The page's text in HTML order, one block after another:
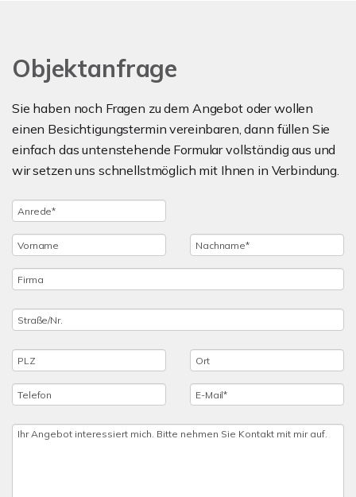
Objektanfrage
Sie haben noch Fragen zu dem Angebot oder wollen
einen Besichtigungstermin vereinbaren, dann füllen Sie
einfach das untenstehende Formular vollständig aus und
wir setzen uns schnellstmöglich mit Ihnen in Verbindung.